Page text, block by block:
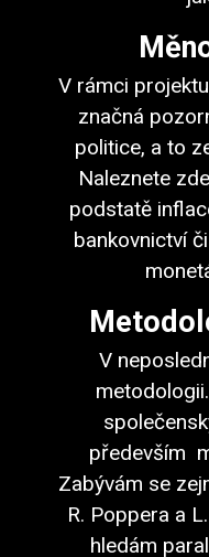
V rámci
značná
politice, a to
Naleznete
podstatě
bankovnictví
V
především
Zabývám se
R. Poppera a
hledám